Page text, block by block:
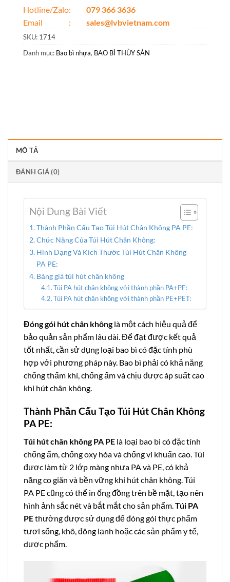
Hotline/Zalo:
079 366 3636
Email :
sales@lvbvietnam.com
SKU: 1714
Danh mục: Bao bì nhựa, BAO BÌ THỦY SẢN
MÔ TẢ
ĐÁNH GIÁ (0)
Nội Dung Bài Viết
Thành Phần Cấu Tạo Túi Hút Chân Không PA PE:
Chức Năng Của Túi Hút Chân Không:
Hình Dạng Và Kích Thước Túi Hút Chân Không
PA PE:
Bảng giá túi hút chân không
Túi PA hút chân không với thành phần PA+PE:
Túi PA hút chân không với thành phần PE+PET:
Đóng gói hút chân khônglà một cách hiệu quả để
bảo quản sản phẩm lâu dài. Để đạt được kết quả
tốt nhất, cần sử dụng loại bao bì có đặc tính phù
hợp với phương pháp này. Bao bì phải có khả năng
chống thấm khí, chống ẩm và chịu được áp suất cao
khi hút chân không.
Thành Phần Cấu Tạo Túi Hút Chân Không
PA PE:
Túi hút chân không PA PE là loại bao bì có đặc tính
chống ẩm, chống oxy hóa và chống vi khuẩn cao. Túi
được làm từ 2 lớp màng nhựa PA và PE, có khả
năng co giãn và bền vững khi hút chân không. Túi
PA PE cũng có thể in ống đồng trên bề mặt, tạo nên
hình ảnh sắc nét và bắt mắt cho sản phẩm. Túi PA
PEthường được sử dụng để đóng gói thực phẩm
tươi sống, khô, đông lạnh hoặc các sản phẩm y tế,
dược phẩm.